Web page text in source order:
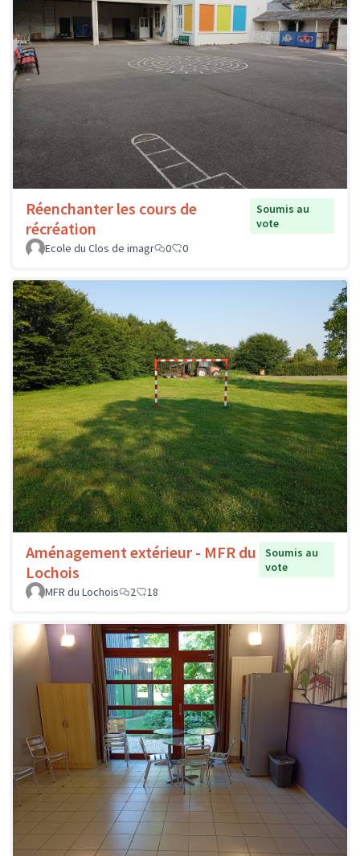
Réenchanter les cours de
récréation
Soumis au
vote
Ecole du Clos de imagr
0 0
Aménagement extérieur - MFR du
Lochois
Soumis au
vote
MFR du Lochois
2 18